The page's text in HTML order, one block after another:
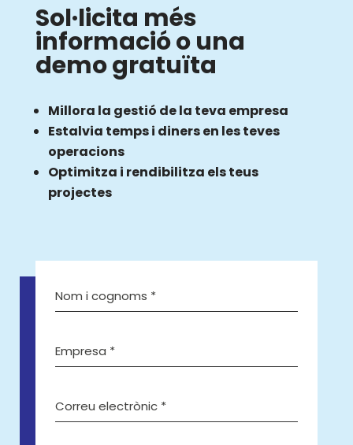
Sol·licita més
informació o una
demo gratuïta
Millora la gestió de la teva empresa
Estalvia temps i diners en les teves
operacions
Optimitza i rendibilitza els teus
projectes